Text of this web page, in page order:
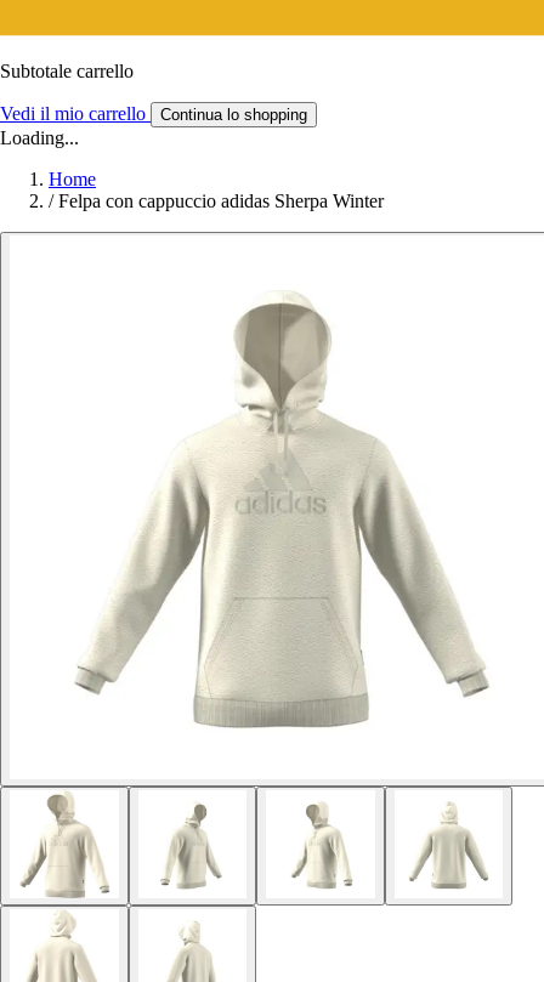
Subtotale carrello
Vedi il mio carrello Continua lo shopping
Loading...
Home
/ Felpa con cappuccio adidas Sherpa Winter